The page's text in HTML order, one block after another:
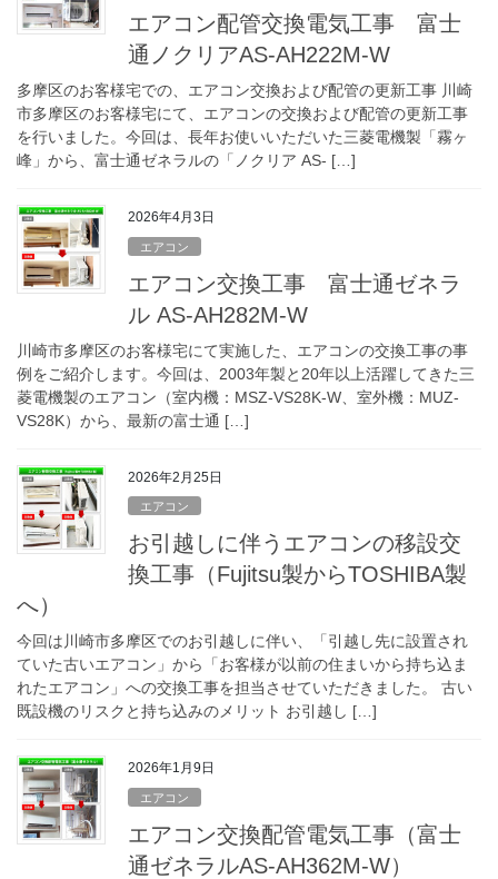
エアコン配管交換電気工事 富士
通ノクリアAS-AH222M-W
多摩区のお客様宅での、エアコン交換および配管の更新工事 川崎
市多摩区のお客様宅にて、エアコンの交換および配管の更新工事
を行いました。今回は、長年お使いいただいた三菱電機製「霧ヶ
峰」から、富士通ゼネラルの「ノクリア AS- […]
2026年4月3日
エアコン
エアコン交換工事 富士通ゼネラ
ル AS-AH282M-W
川崎市多摩区のお客様宅にて実施した、エアコンの交換工事の事
例をご紹介します。今回は、2003年製と20年以上活躍してきた三
菱電機製のエアコン（室内機：MSZ-VS28K-W、室外機：MUZ-
VS28K）から、最新の富士通 […]
2026年2月25日
エアコン
お引越しに伴うエアコンの移設交
換工事（Fujitsu製からTOSHIBA製
へ）
今回は川崎市多摩区でのお引越しに伴い、「引越し先に設置され
ていた古いエアコン」から「お客様が以前の住まいから持ち込ま
れたエアコン」への交換工事を担当させていただきました。 古い
既設機のリスクと持ち込みのメリット お引越し […]
2026年1月9日
エアコン
エアコン交換配管電気工事（富士
通ゼネラルAS-AH362M-W）